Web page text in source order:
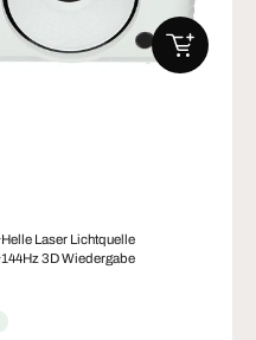
Helle Laser Lichtquelle
144Hz 3D Wiedergabe
IN DEN